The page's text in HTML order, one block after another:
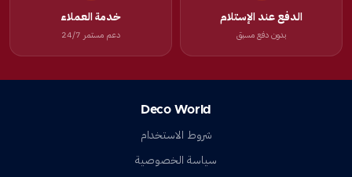
الدفع عند الإستلام
بدون دفع مسبق
خدمة العملاء
دعم مستمر 24/7
Deco World
شروط الاستخدام
سياسة الخصوصية